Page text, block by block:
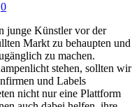
0
junge Künstler vor der
Markt zu behaupten und
zu machen.
stehen, sollten wir
und Labels
nicht nur eine Plattform